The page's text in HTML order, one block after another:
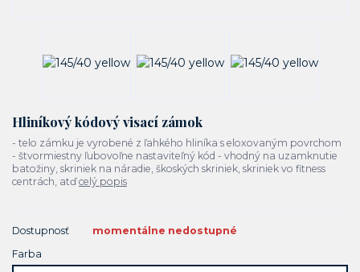
Hliníkový kódový visací zámok
- telo zámku je vyrobené z ľahkého hliníka s eloxovaným povrchom
- štvormiestny ľubovoľne nastaviteľný kód - vhodný na uzamknutie
batožiny, skriniek na náradie, škoských skriniek, skriniek vo fitness
centrách, atďcelý popis
Dostupnosť
momentálne nedostupné
Farba